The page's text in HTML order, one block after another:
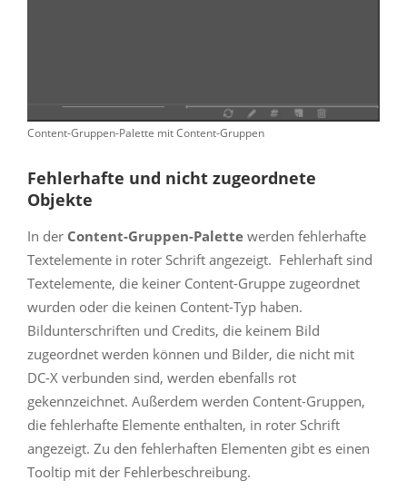
Content-Gruppen-Palette mit Content-Gruppen
Fehlerhafte und nicht zugeordnete
Objekte
In der Content-Gruppen-Palette werden fehlerhafte
Textelemente in roter Schrift angezeigt. Fehlerhaft sind
Textelemente, die keiner Content-Gruppe zugeordnet
wurden oder die keinen Content-Typ haben.
Bildunterschriften und Credits, die keinem Bild
zugeordnet werden können und Bilder, die nicht mit
DC-X verbunden sind, werden ebenfalls rot
gekennzeichnet. Außerdem werden Content-Gruppen,
die fehlerhafte Elemente enthalten, in roter Schrift
angezeigt. Zu den fehlerhaften Elementen gibt es einen
Tooltip mit der Fehlerbeschreibung.